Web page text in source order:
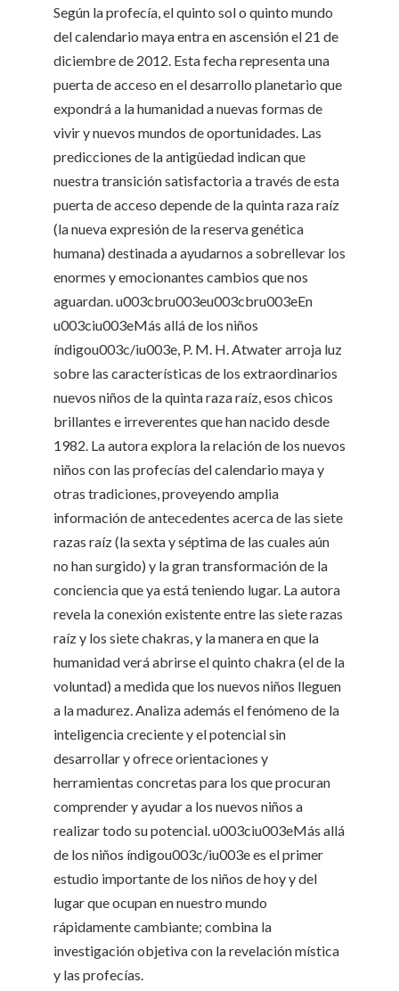
Según la profecía, el quinto sol o quinto mundo
del calendario maya entra en ascensión el 21 de
diciembre de 2012. Esta fecha representa una
puerta de acceso en el desarrollo planetario que
expondrá a la humanidad a nuevas formas de
vivir y nuevos mundos de oportunidades. Las
predicciones de la antigüedad indican que
nuestra transición satisfactoria a través de esta
puerta de acceso depende de la quinta raza raíz
(la nueva expresión de la reserva genética
humana) destinada a ayudarnos a sobrellevar los
enormes y emocionantes cambios que nos
aguardan. u003cbru003eu003cbru003eEn
u003ciu003eMás allá de los niños
índigou003c/iu003e, P. M. H. Atwater arroja luz
sobre las características de los extraordinarios
nuevos niños de la quinta raza raíz, esos chicos
brillantes e irreverentes que han nacido desde
1982. La autora explora la relación de los nuevos
niños con las profecías del calendario maya y
otras tradiciones, proveyendo amplia
información de antecedentes acerca de las siete
razas raíz (la sexta y séptima de las cuales aún
no han surgido) y la gran transformación de la
conciencia que ya está teniendo lugar. La autora
revela la conexión existente entre las siete razas
raíz y los siete chakras, y la manera en que la
humanidad verá abrirse el quinto chakra (el de la
voluntad) a medida que los nuevos niños lleguen
a la madurez. Analiza además el fenómeno de la
inteligencia creciente y el potencial sin
desarrollar y ofrece orientaciones y
herramientas concretas para los que procuran
comprender y ayudar a los nuevos niños a
realizar todo su potencial. u003ciu003eMás allá
de los niños índigou003c/iu003e es el primer
estudio importante de los niños de hoy y del
lugar que ocupan en nuestro mundo
rápidamente cambiante; combina la
investigación objetiva con la revelación mística
y las profecías.